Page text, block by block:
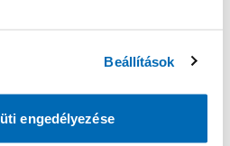
Beállítások
engedélyezése